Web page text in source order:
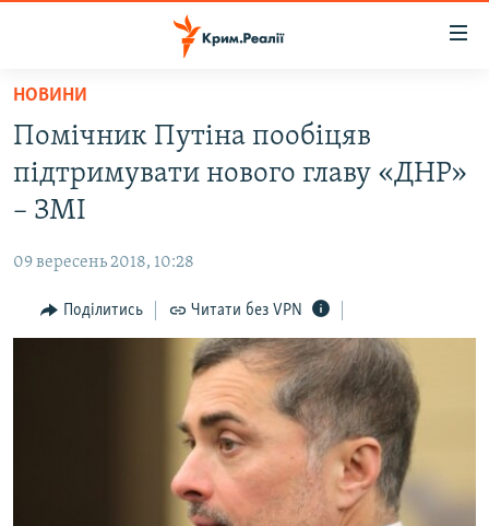
Перейти
основного
матеріалу
Перейти
основної
навігації
Перейти
до
ВІДЕО ТА ФОТО
БЛОГИ
ПОГЛЯД
ЯК ОБІЙТИ БЛОКУВАННЯ
НОВИНИ
Помічник Путіна пообіцяв
підтримувати нового главу «ДНР»
– ЗМІ
09 вересень 2018, 10:28
Поділитись Читати без VPN